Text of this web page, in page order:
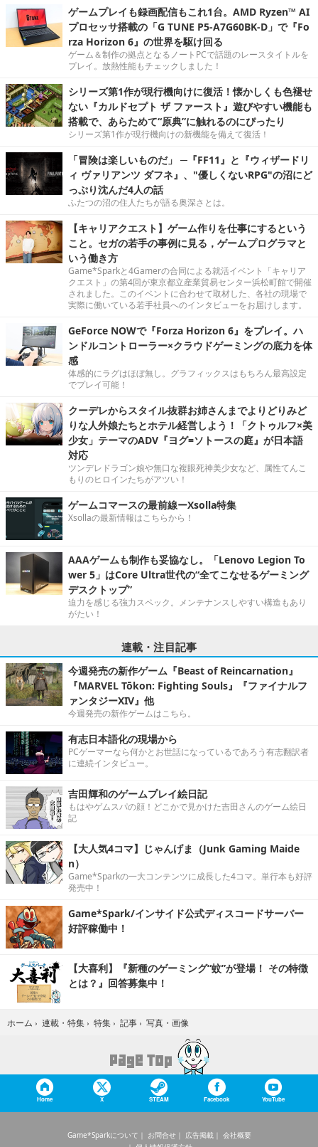
ゲームプレイも録画配信もこれ1台。AMD Ryzen™ AI
プロセッサ搭載の「G TUNE P5-A7G60BK-D」で『Fo
rza Horizon 6』の世界を駆け回る
ゲーム＆制作の拠点となるノートPCで話題のレースタイトルを
プレイ。放熱性能もチェックしました！
シリーズ第1作が現行機向けに復活！懐かしくも色褪せ
ない『カルドセプト ザ ファースト』遊びやすい機能も
搭載で、あらためて“原典”に触れるのにぴったり
シリーズ第1作が現行機向けの新機能を備えて復活！
「冒険は楽しいものだ」 ─『FF11』と『ウィザードリ
ィ ヴァリアンツ ダフネ』、"優しくないRPG"の沼にど
っぷり沈んだ4人の話
ふたつの沼の住人たちが語る奥深さとは。
【キャリアクエスト】ゲーム作りを仕事にするという
こと。セガの若手の事例に見る，ゲームプログラマと
いう働き方
Game*Sparkと4Gamerの合同による就活イベント「キャリア
クエスト」の第4回が東京都立産業貿易センター浜松町館で開催
されました。このイベントに合わせて取材した、各社の現場で
実際に働いている若手社員へのインタビューをお届けします。
GeForce NOWで『Forza Horizon 6』をプレイ。ハ
ンドルコントローラー×クラウドゲーミングの底力を体
感
体感的にラグはほぼ無し。グラフィックスはもちろん最高設定
でプレイ可能！
クーデレからスタイル抜群お姉さんまでよりどりみど
りな人外娘たちとホテル経営しよう！「クトゥルフ×美
少女」テーマのADV『ヨグ=ソトースの庭』が日本語
対応
ツンデレドラゴン娘や無口な複眼死神美少女など、属性てんこ
もりのヒロインたちがアツい！
ゲームコマースの最前線ーXsolla特集
Xsollaの最新情報はこちらから！
AAAゲームも制作も妥協なし。「Lenovo Legion To
wer 5」はCore Ultra世代の“全てこなせるゲーミング
デスクトップ”
迫力を感じる強力スペック。メンテナンスしやすい構造もあり
がたい！
連載・注目記事
今週発売の新作ゲーム『Beast of Reincarnation』
『MARVEL Tōkon: Fighting Souls』『ファイナルフ
ァンタジーXIV』他
今週発売の新作ゲームはこちら。
有志日本語化の現場から
PCゲーマーなら何かとお世話になっているであろう有志翻訳者
に連続インタビュー。
吉田輝和のゲームプレイ絵日記
もはやゲムスパの顔！どこかで見かけた吉田さんのゲーム絵日
記
【大人気4コマ】じゃんげま（Junk Gaming Maide
n）
Game*Sparkの一大コンテンツに成長した4コマ。単行本も好評
発売中！
Game*Spark/インサイド公式ディスコードサーバー
好評稼働中！
【大喜利】『新種のゲーミング“蚊”が登場！ その特徴
とは？』回答募集中！
ホーム › 連載・特集 › 特集 › 記事 › 写真・画像
Home X STEAM Facebook YouTube
Game*Sparkについて お問合せ 広告掲載
会社概要